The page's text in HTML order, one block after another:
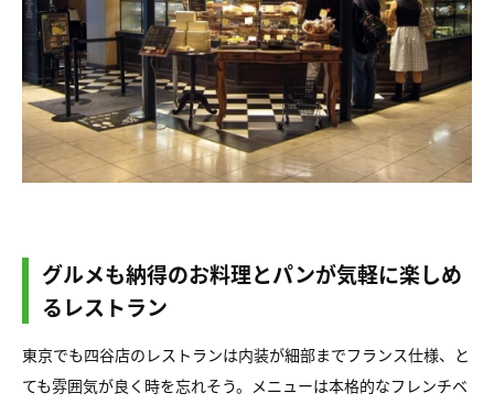
グルメも納得のお料理とパンが気軽に楽しめ
るレストラン
東京でも四谷店のレストランは内装が細部までフランス仕様、と
ても雰囲気が良く時を忘れそう。メニューは本格的なフレンチベ